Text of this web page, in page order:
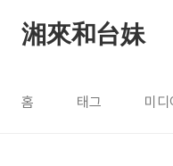
湘來和台妹
홈 태그 미디